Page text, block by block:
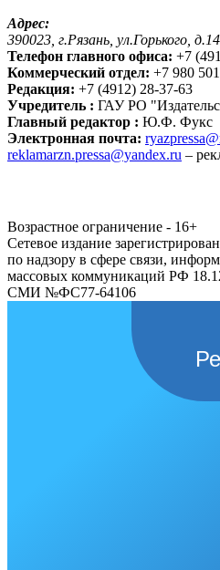
Адрес:
390023, г.Рязань, ул.Горького, д.14
Телефон главного офиса: +7
Коммерческий отдел: +7 980
Редакция: +7 (4912) 28-37-63
Учредитель : ГАУ РО
Главный редактор : Ю.Ф. Фукс
Электронная почта:
reklamarzn.pressa@yandex.ru –
Возрастное ограничение - 16+
Сетевое издание
по надзору в сфере связи,
массовых коммуникаций РФ
СМИ №ФС77-64106